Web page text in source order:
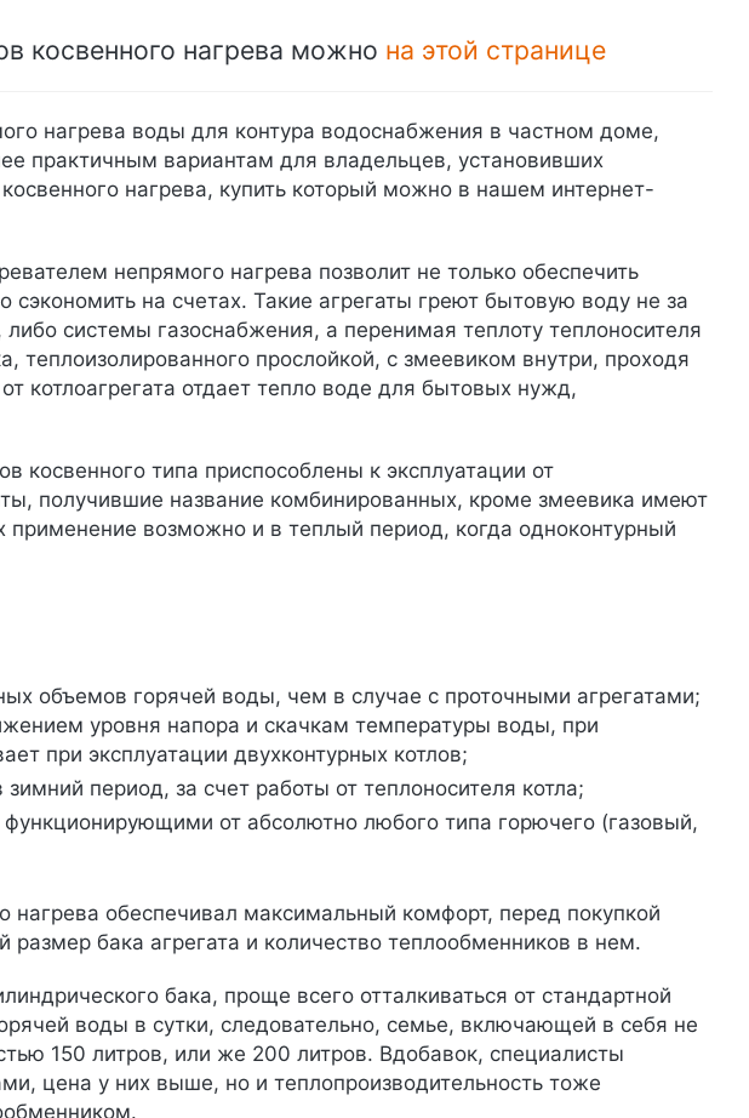
косвенного нагрева можно на этой странице
нагрева воды для контура водоснабжения в частном доме,
практичным вариантам для владельцев, установивших
нагрева, купить который можно в нашем интернет-
непрямого нагрева позволит не только обеспечить
на счетах. Такие агрегаты греют бытовую воду не за
либо системы газоснабжения, а перенимая теплоту теплоносителя
теплоизолированного прослойкой, с змеевиком внутри, проходя
котлоагрегата отдает тепло воде для бытовых нужд,
типа приспособлены к эксплуатации от
получившие название комбинированных, кроме змеевика имеют
возможно и в теплый период, когда одноконтурный
объемов горячей воды, чем в случае с проточными агрегатами;
уровня напора и скачкам температуры воды, при
при эксплуатации двухконтурных котлов;
период, за счет работы от теплоносителя котла;
функционирующими от абсолютно любого типа горючего (газовый,
нагрева обеспечивал максимальный комфорт, перед покупкой
бака агрегата и количество теплообменников в нем.
бака, проще всего отталкиваться от стандартной
воды в сутки, следовательно, семье, включающей в себя не
150 литров, или же 200 литров. Вдобавок, специалисты
цена у них выше, но и теплопроизводительность тоже